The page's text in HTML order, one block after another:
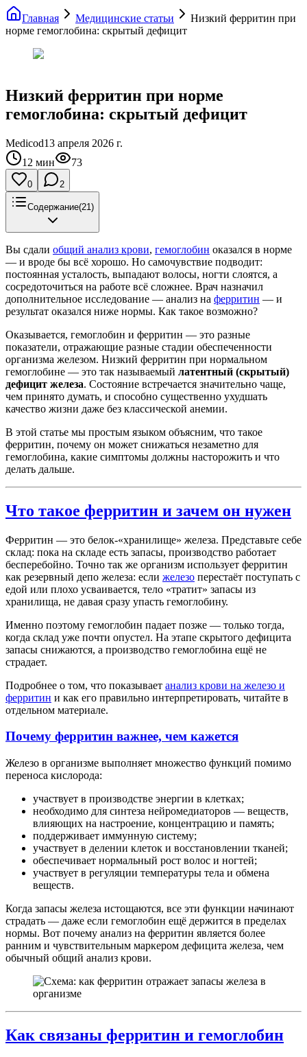
Главная Медицинские статьи
Низкий ферритин при
норме гемоглобина: скрытый дефицит
Низкий ферритин при норме
гемоглобина: скрытый дефицит
Medicod13 апреля 2026 г.
12 мин 73
0 2
Содержание(21 )
Вы сдали общий анализ крови, гемоглобин оказался в норме
— и вроде бы всё хорошо. Но самочувствие подводит:
постоянная усталость, выпадают волосы, ногти слоятся, а
сосредоточиться на работе всё сложнее. Врач назначил
дополнительное исследование — анализ на ферритин — и
результат оказался ниже нормы. Как такое возможно?
Оказывается, гемоглобин и ферритин — это разные
показатели, отражающие разные стадии обеспеченности
организма железом. Низкий ферритин при нормальном
гемоглобине — это так называемый латентный (скрытый)
дефицит железа. Состояние встречается значительно чаще,
чем принято думать, и способно существенно ухудшать
качество жизни даже без классической анемии.
В этой статье мы простым языком объясним, что такое
ферритин, почему он может снижаться незаметно для
гемоглобина, какие симптомы должны насторожить и что
делать дальше.
Что такое ферритин и зачем он нужен
Ферритин — это белок-«хранилище» железа. Представьте себе
склад: пока на складе есть запасы, производство работает
бесперебойно. Точно так же организм использует ферритин
как резервный депо железа: если железо перестаёт поступать с
едой или плохо усваивается, тело «тратит» запасы из
хранилища, не давая сразу упасть гемоглобину.
Именно поэтому гемоглобин падает позже — только тогда,
когда склад уже почти опустел. На этапе скрытого дефицита
запасы снижаются, а производство гемоглобина ещё не
страдает.
Подробнее о том, что показывает анализ крови на железо и
ферритин и как его правильно интерпретировать, читайте в
отдельном материале.
Почему ферритин важнее, чем кажется
Железо в организме выполняет множество функций помимо
переноса кислорода:
участвует в производстве энергии в клетках;
необходимо для синтеза нейромедиаторов — веществ,
влияющих на настроение, концентрацию и память;
поддерживает иммунную систему;
участвует в делении клеток и восстановлении тканей;
обеспечивает нормальный рост волос и ногтей;
участвует в регуляции температуры тела и обмена
веществ.
Когда запасы железа истощаются, все эти функции начинают
страдать — даже если гемоглобин ещё держится в пределах
нормы. Вот почему анализ на ферритин является более
ранним и чувствительным маркером дефицита железа, чем
обычный общий анализ крови.
Как связаны ферритин и гемоглобин